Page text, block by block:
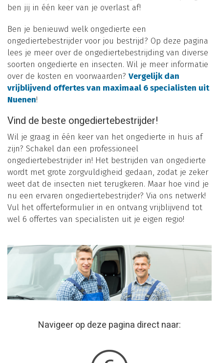
ben jij in één keer van je overlast af!
Ben je benieuwd welk ongedierte een
ongediertebestrijder voor jou bestrijd? Op deze pagina
lees je meer over de ongediertebestrijding van diverse
soorten ongedierte en insecten. Wil je meer informatie
over de kosten en voorwaarden? Vergelijk dan
vrijblijvend offertes van maximaal 6 specialisten uit
Nuenen!
Vind de beste ongediertebestrijder!
Wil je graag in één keer van het ongedierte in huis af
zijn? Schakel dan een professioneel
ongediertebestrijder in! Het bestrijden van ongedierte
wordt met grote zorgvuldigheid gedaan, zodat je zeker
weet dat de insecten niet terugkeren. Maar hoe vind je
nu een ervaren ongediertebestrijder? Via ons netwerk!
Vul het offerteformulier in en ontvang vrijblijvend tot
wel 6 offertes van specialisten uit je eigen regio!
Navigeer op deze pagina direct naar: